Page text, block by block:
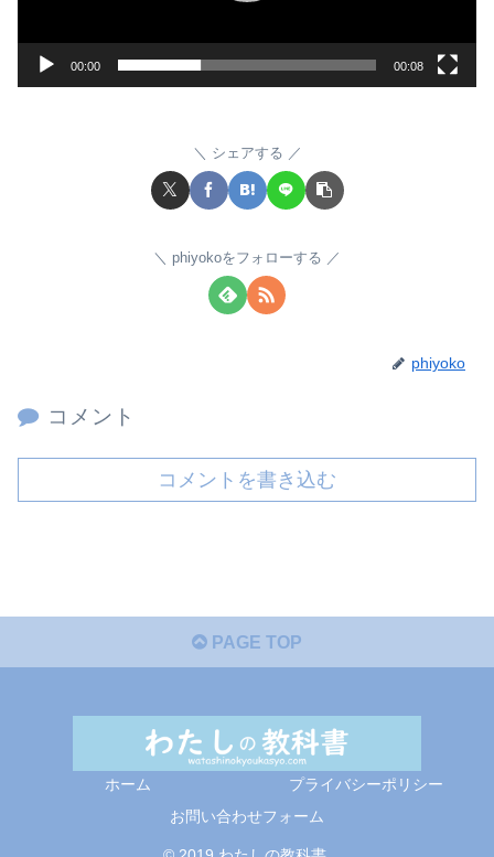
00:00 00:08
シェアする
phiyokoをフォローする
phiyoko
コメント
コメントを書き込む
PAGE TOP
ホーム
プライバシーポリシー
お問い合わせフォーム